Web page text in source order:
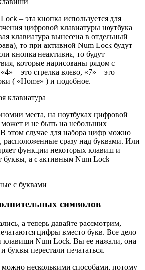
– эта кнопка используется для
цифровой клавиатуры ноутбука
клавиатура вынесена в отдельный
то при активной Num Lock будут
кнопка неактивна, то будут
которые нарисованы рядом с
– это стрелка влево, «7» – это
( «Home» ) и подобное.
места, на ноутбуках цифровой
может и не быть на небольших
этом случае для набора цифр можно
расположенные сразу над буквами. Или
функции некоторых клавиш и
буквы, а с активным Num Lock
символов
а теперь давайте рассмотрим,
цифры вместо букв. Все дело
клавиши Num Lock. Вы ее нажали, она
буквы перестали печататься.
несколькими способами, потому